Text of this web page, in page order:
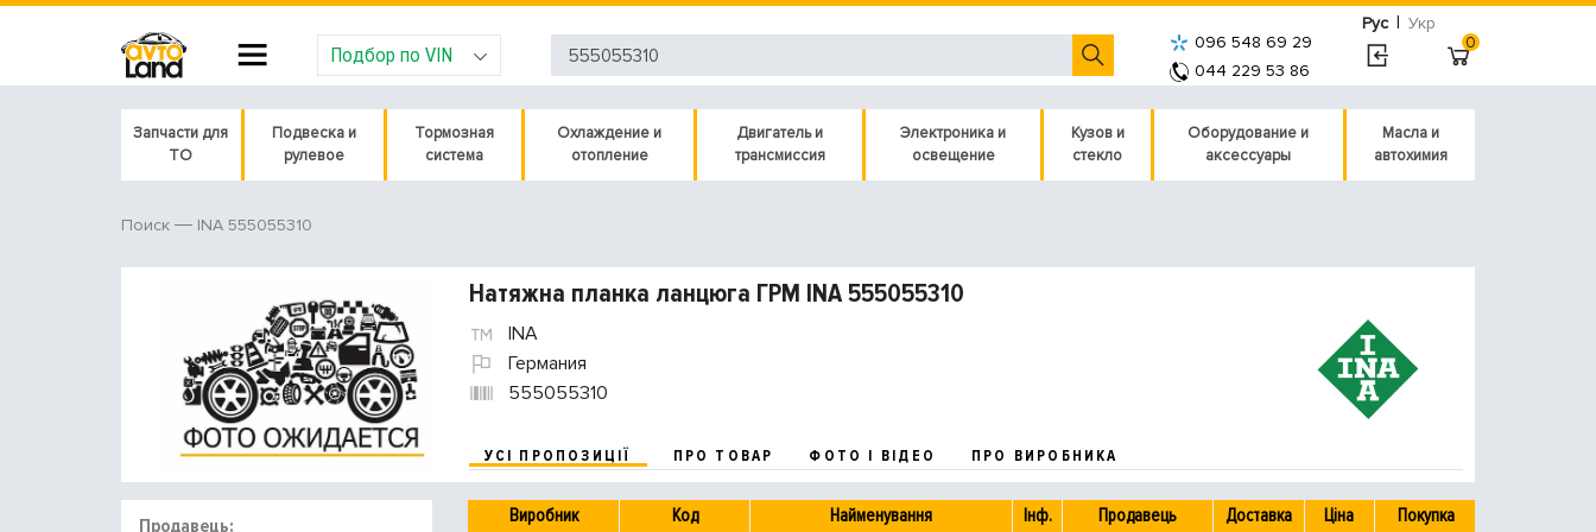
Рус | Укр
Подбор по VIN
096 548 69 29
044 229 53 86
0
Запчасти для
ТО
Подвеска и
рулевое
Тормозная
система
Охлаждение и
отопление
Двигатель и
трансмиссия
Электроника и
освещение
Кузов и
стекло
Оборудование и
аксессуары
Масла и
автохимия
Поиск INA 555055310
Натяжна планка ланцюга ГРМ INA 555055310
INA
Германия
555055310
УСІ ПРОПОЗИЦІЇ ПРО ТОВАР ФОТО І ВІДЕО ПРО ВИРОБНИКА
Продавець: Виробник Код Найменування Інф. Продавець Доставка Ціна Покупка